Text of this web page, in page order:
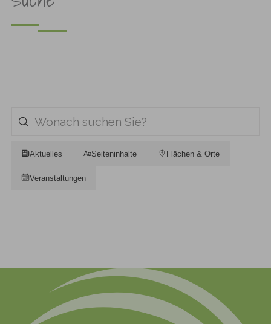
Aktuelles Seiteninhalte Flächen & Orte
Veranstaltungen